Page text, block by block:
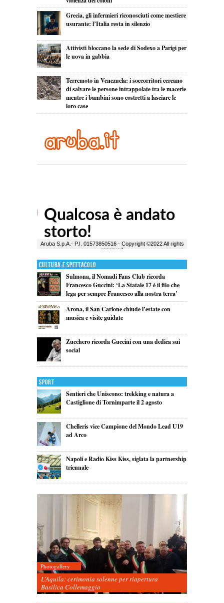
Grecia, gli infermieri riconosciuti come mestiere
usurante: l’Italia resta in silenzio
Attivisti bloccano la sede di Sodexo a Parigi per
le uova in gabbia
Terremoto in Venezuela: i soccorritori cercano
di salvare le persone intrappolate tra le macerie
mentre i bambini sono costretti a lasciare le
loro case
Cultura e Spettacolo
Sulmona, il Nomadi Fans Club ricorda
Francesco Guccini: ‘La Statale 17 è il filo che
lega per sempre Francesco alla nostra terra’
Arona, il San Carlone chiude l’estate con
musica e visite guidate
Zucchero ricorda Guccini con una dedica sui
social
Sport
Sentieri che Uniscono: trekking e natura a
Castiglione di Tornimparte il 2 agosto
Chelleris vice Campione del Mondo Lead U19
ad Arco
Napoli e Radio Kiss Kiss, siglata la partnership
triennale
Photogallery
L’Aquila: cerimonia solenne per riapertura
Basilica Collemaggio